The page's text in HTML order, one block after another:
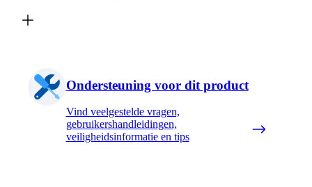
Ondersteuning voor dit product
Vind veelgestelde vragen,
gebruikershandleidingen,
veiligheidsinformatie en tips